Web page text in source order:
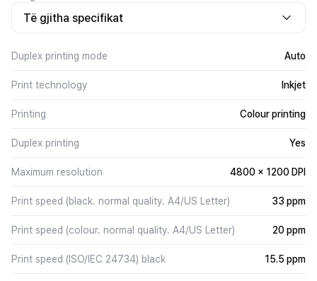
Të gjitha specifikat
Duplex printing mode Auto
Print technology Inkjet
Printing Colour printing
Duplex printing Yes
Maximum resolution 4800 x 1200 DPI
Print speed (black. normal quality. A4/US Letter) 33 ppm
Print speed (colour. normal quality. A4/US Letter) 20 ppm
Print speed (ISO/IEC 24734) black 15.5 ppm